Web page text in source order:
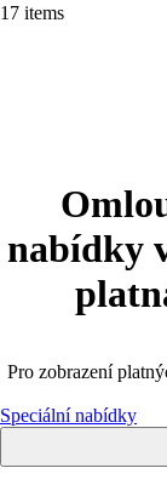
17 items
nabídky
Pro zobrazení
Speciální nabídky